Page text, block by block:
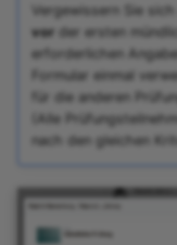
Vergewissern Sie
vor der ersten
erforderlichen
Formular einmal
für die anderen
(Alle
nach den gleichen